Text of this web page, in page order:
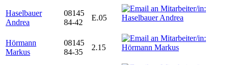
Haselbauer
Andrea
08145
84-42
E.05
Hörmann
Markus
08145
84-35
2.15